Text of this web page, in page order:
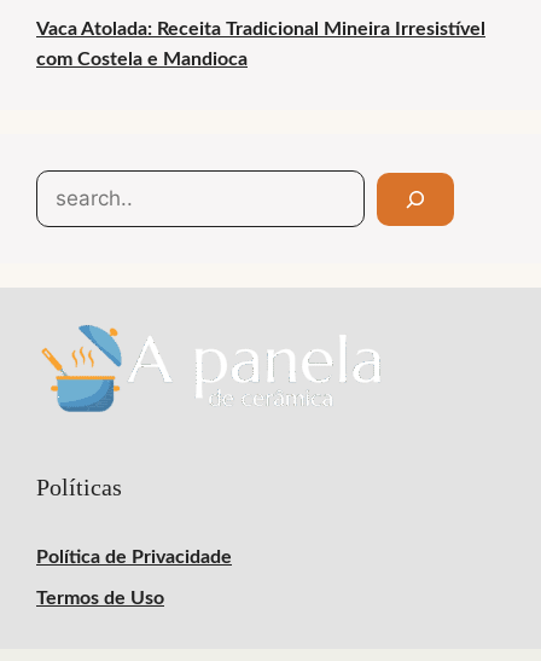
Vaca Atolada: Receita Tradicional Mineira Irresistível
com Costela e Mandioca
Search
Políticas
Política de Privacidade
Termos de Uso